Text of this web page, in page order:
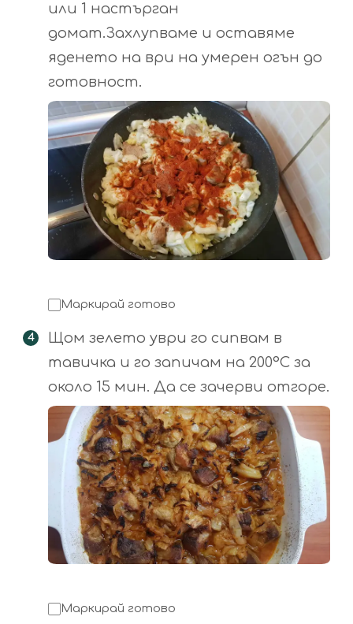
или 1 настърган
домат.Захлупваме и оставяме
яденето на ври на умерен огън до
готовност.
Маркирай готово
Щом зелето уври го сипвам в
тавичка и го запичам на 200°С за
около 15 мин. Да се зачерви отгоре.
Маркирай готово